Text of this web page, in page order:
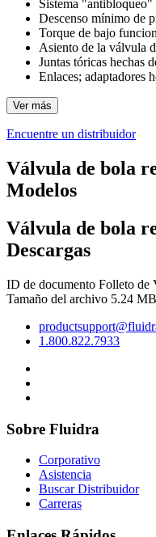
Sistema "antibloqueo"
Descenso mínimo de
Torque de bajo
Asiento de la válvula
Juntas tóricas hechas
Enlaces; adaptadores
Ver más
Encuentre un distribuidor
Válvula de bola
Modelos
Válvula de bola
Descargas
ID de documento Folleto de
Tamaño del archivo 5.24 MB
1.800.822.7933
Sobre Fluidra
Corporativo
Asistencia
Buscar Distribuidor
Carreras